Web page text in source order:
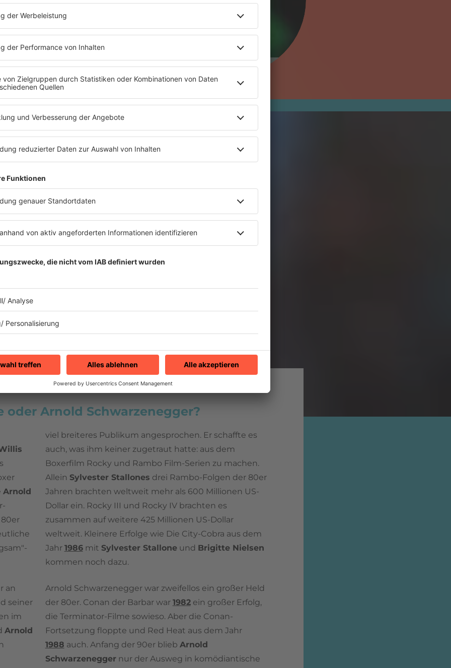
20th Century Fox
• Orion Pictures (via Youtube)
oder Arnold Schwarzenegger?
Arnold
an
seiner
im
Arnold
viel breiteres Publikum angesprochen. Er schaffte es
auch, was ihm keiner zugetraut hatte: aus dem
Boxerfilm Rocky und Rambo Film-Serien zu machen.
Allein Sylvester Stallones drei Rambo-Folgen der 80er
Jahren brachten weltweit mehr als 600 Millionen US-
Dollar ein. Rocky III und Rocky IV brachten es
zusammen auf weitere 425 Millionen US-Dollar
weltweit. Kleinere Erfolge wie Die City-Cobra aus dem
Jahr 1986mit Sylvester Stalloneund Brigitte Nielsen
kommen noch dazu.
Arnold Schwarzenegger war zweifellos ein großer Held
der 80er. Conan der Barbar war 1982ein großer Erfolg,
die Terminator-Filme sowieso. Aber die Conan-
Fortsetzung floppte und Red Heat aus dem Jahr
1988 auch. Anfang der 90er blieb Arnold
Schwarzeneggernur der Ausweg in komödiantische